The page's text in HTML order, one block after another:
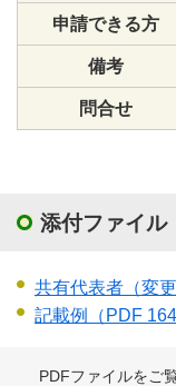
申請できる方
備考
問合せ
添付ファイル
共有代表者（変
記載例
（PDF
PDFファイルをご